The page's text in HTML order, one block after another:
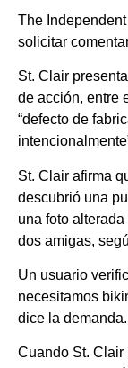
The
solicitar
St. Clair
de acción, entre
“defecto de
St. Clair afirma
descubrió una
una foto
dos amigas,
Un usuario
necesitamos
dice la demanda.
Cuando St. Clair